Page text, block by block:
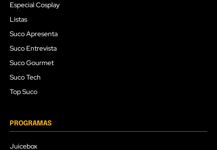
Especial Cosplay
Listas
Suco Apresenta
Suco Entrevista
Suco Gourmet
Suco Tech
Top Suco
PROGRAMAS
Juicebox